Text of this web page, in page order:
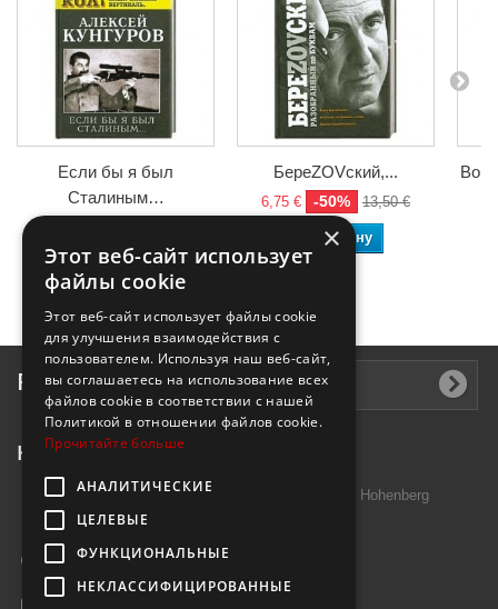
Если бы я был
Сталиным…
В корзину
БереZOVский,...
6,75 € -50% 13,50 €
В корзину
Рассылка
Контактная информация
Introtek GmbH, Hutschenreuther Str. 13 95691 Hohenberg
Deutschland
Звоните нам:
×
Этот веб-сайт использует
файлы cookie
Этот веб-сайт использует файлы cookie
для улучшения взаимодействия с
пользователем. Используя наш веб-сайт,
вы соглашаетесь на использование всех
файлов cookie в соответствии с нашей
Политикой в ​​отношении файлов cookie.
Прочитайте больше
АНАЛИТИЧЕСКИЕ
ЦЕЛЕВЫЕ
ФУНКЦИОНАЛЬНЫЕ
НЕКЛАССИФИЦИРОВАННЫЕ